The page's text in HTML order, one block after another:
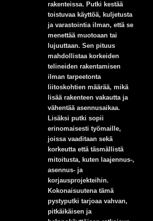
rakenteissa. Putki kestää
toistuvaa käyttöä, kuljetusta
ja varastointia ilman, että se
menettää muotoaan tai
lujuuttaan. Sen pituus
mahdollistaa korkeiden
telineiden rakentamisen
ilman tarpeetonta
liitoskohtien määrää, mikä
lisää rakenteen vakautta ja
vähentää asennusaikaa.
Lisäksi putki sopii
erinomaisesti työmaille,
joissa vaaditaan sekä
korkeutta että täsmällistä
mitoitusta, kuten laajennus-,
asennus- ja
korjausprojekteihin.
Kokonaisuutena tämä
pystyputki tarjoaa vahvan,
pitkäikäisen ja